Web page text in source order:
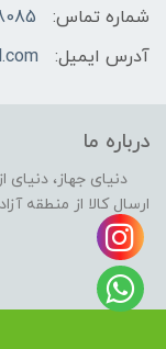
شماره تماس:
آدرس ایمیل:
درباره ما
دنیای جهاز، دنیای
ارسال کالا از منطقه
ساخت